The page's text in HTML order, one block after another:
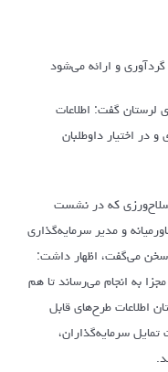
گردآوری و ارائه می‌شود
لرستان گفت: اطلاعات
در اختیار داوطلبان
که در نشست
و مدیر سرمایه‌گذاری
سخن می‌گفت، اظهار داشت:
به انجام می‌رساند تا هم
اطلاعات طرح‌های قابل
سرمایه‌گذاران،